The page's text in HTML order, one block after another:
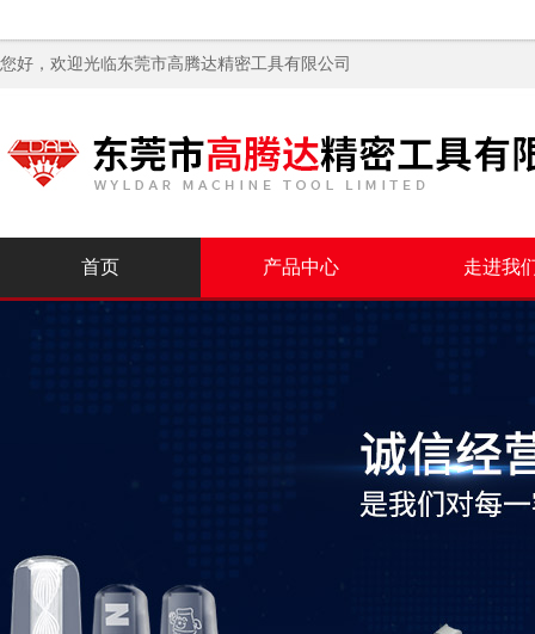
您好，欢迎光临东莞市高腾达精密工具有限公司
首页 产品中心 走进我